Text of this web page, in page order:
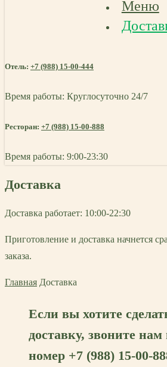
Меню
Отель: +7 (988) 15-00-444
Время работы: Круглосуточно 24/7
Ресторан: +7 (988) 15-00-888
Время работы: 9:00-23:30
Доставка
Доставка работает: 10:00-22:30
Приготовление и доставка начнется
заказа.
Главная Доставка
Если вы хотите
доставку, звоните нам
номер +7 (988) 15-00-